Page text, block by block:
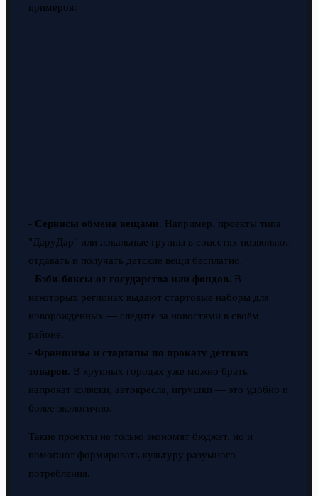
примеров:
- Сервисы обмена вещами. Например, проекты типа
"ДаруДар" или локальные группы в соцсетях позволяют
отдавать и получать детские вещи бесплатно.
- Бэби-боксы от государства или фондов. В
некоторых регионах выдают стартовые наборы для
новорожденных — следите за новостями в своём
районе.
- Франшизы и стартапы по прокату детских
товаров. В крупных городах уже можно брать
напрокат коляски, автокресла, игрушки — это удобно и
более экологично.
Такие проекты не только экономят бюджет, но и
помогают формировать культуру разумного
потребления.